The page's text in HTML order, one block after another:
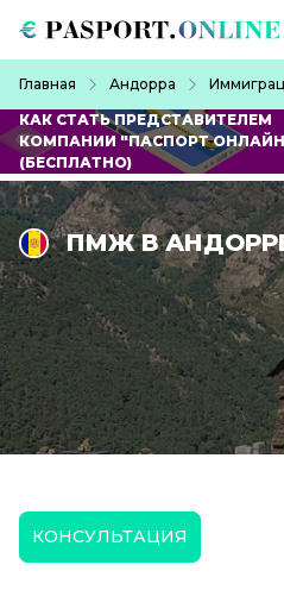
Главная Андорра
КАК СТАТЬ ПРЕДСТАВИТЕЛЕМ
КОМПАНИИ "ПАСПОРТ
(БЕСПЛАТНО)
ПМЖ В
КОНСУЛЬТАЦИЯ